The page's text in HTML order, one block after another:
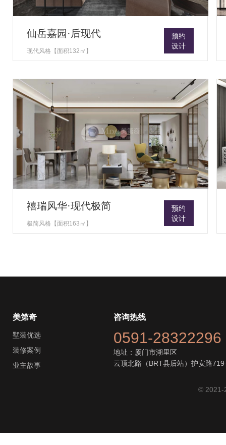
仙岳嘉园·后现代
现代风格【面积132㎡】
预约
设计
禧瑞风华·现代极简
极简风格【面积163㎡】
预约
设计
美第奇
墅装优选
装修案例
业主故事
咨询热线
0591-28322296
地址：厦门市湖里区
云顶北路（BRT县后站）护安路719
© 2021-